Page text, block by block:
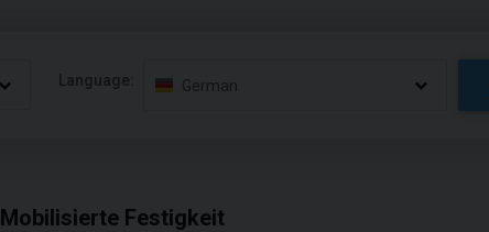
Language: German
Mobilisierte Festigkeit